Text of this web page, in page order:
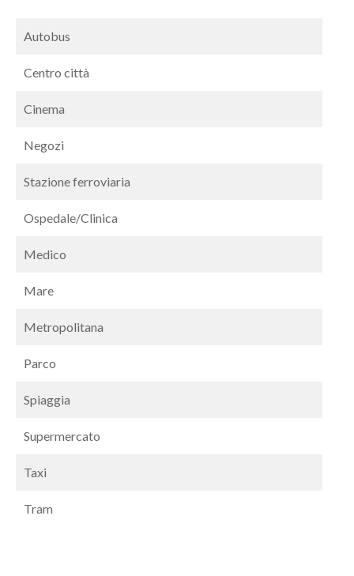
Autobus
Centro città
Cinema
Negozi
Stazione ferroviaria
Ospedale/Clinica
Medico
Mare
Metropolitana
Parco
Spiaggia
Supermercato
Taxi
Tram